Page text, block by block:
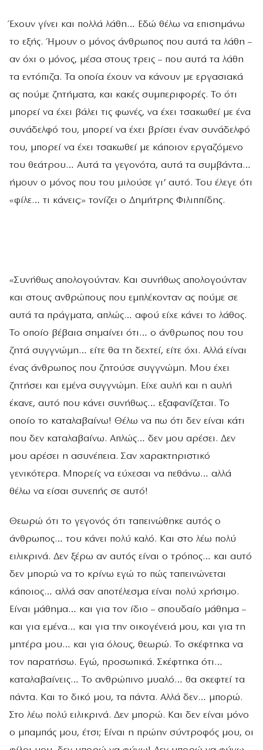
Έχουν γίνει και πολλά λάθη… Εδώ θέλω να επισημάνω
το εξής. Ήμουν ο μόνος άνθρωπος που αυτά τα λάθη –
αν όχι ο μόνος, μέσα στους τρεις – που αυτά τα λάθη
τα εντόπιζα. Τα οποία έχουν να κάνουν με εργασιακά
ας πούμε ζητήματα, και κακές συμπεριφορές. Το ότι
μπορεί να έχει βάλει τις φωνές, να έχει τσακωθεί με ένα
συνάδελφό του, μπορεί να έχει βρίσει έναν συνάδελφό
του, μπορεί να έχει τσακωθεί με κάποιον εργαζόμενο
του θεάτρου… Αυτά τα γεγονότα, αυτά τα συμβάντα…
ήμουν ο μόνος που του μιλούσε γι’ αυτό. Του έλεγε ότι
«φίλε… τι κάνεις;» τονίζει ο Δημήτρης Φιλιππίδης.
«Συνήθως απολογούνταν. Και συνήθως απολογούνταν
και στους ανθρώπους που εμπλέκονταν ας πούμε σε
αυτά τα πράγματα, απλώς… αφού είχε κάνει το λάθος.
Το οποίο βέβαια σημαίνει ότι… ο άνθρωπος που του
ζητά συγγνώμη… είτε θα τη δεχτεί, είτε όχι. Αλλά είναι
ένας άνθρωπος που ζητούσε συγγνώμη. Μου έχει
ζητήσει και εμένα συγγνώμη. Είχε αυλή και η αυλή
έκανε, αυτό που κάνει συνήθως… εξαφανίζεται. Το
οποίο το καταλαβαίνω! Θέλω να πω ότι δεν είναι κάτι
που δεν καταλαβαίνω. Απλώς… δεν μου αρέσει. Δεν
μου αρέσει η ασυνέπεια. Σαν χαρακτηριστικό
γενικότερα. Μπορείς να εύχεσαι να πεθάνω… αλλά
θέλω να είσαι συνεπής σε αυτό!
Θεωρώ ότι το γεγονός ότι ταπεινώθηκε αυτός ο
άνθρωπος… του κάνει πολύ καλό. Και στο λέω πολύ
ειλικρινά. Δεν ξέρω αν αυτός είναι ο τρόπος… και αυτό
δεν μπορώ να το κρίνω εγώ το πώς ταπεινώνεται
κάποιος… αλλά σαν αποτέλεσμα είναι πολύ χρήσιμο.
Είναι μάθημα… και για τον ίδιο – σπουδαίο μάθημα –
και για εμένα… και για την οικογένειά μου, και για τη
μητέρα μου… και για όλους, θεωρώ. Το σκέφτηκα να
τον παρατήσω. Εγώ, προσωπικά. Σκέφτηκα ότι…
καταλαβαίνεις… Το ανθρώπινο μυαλό… θα σκεφτεί τα
πάντα. Και το δικό μου, τα πάντα. Αλλά δεν… μπορώ.
Στο λέω πολύ ειλικρινά. Δεν μπορώ. Και δεν είναι μόνο
ο μπαμπάς μου, έτσι; Είναι η πρώην σύντροφός μου, οι